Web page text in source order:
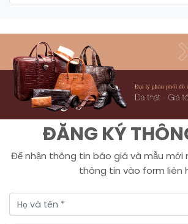
ĐĂNG KÝ
Để nhận thông tin báo giá và mẫu mới
thông tin vào form liên